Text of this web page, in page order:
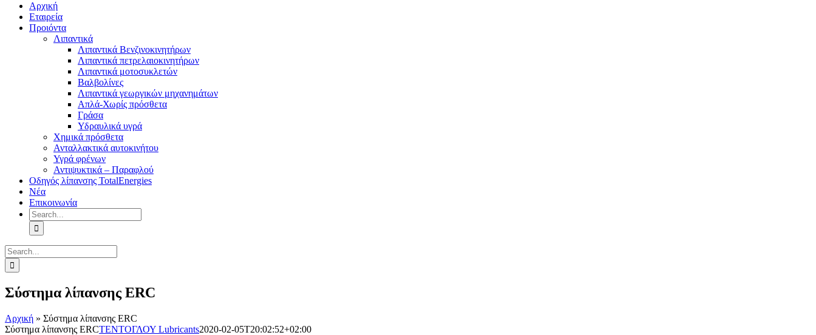
Αρχική
Εταιρεία
Προιόντα
Λιπαντικά
Λιπαντικά Βενζινοκινητήρων
Λιπαντικά πετρελαιοκινητήρων
Λιπαντικά μοτοσυκλετών
Βαλβολίνες
Λιπαντικά γεωργικών μηχανημάτων
Απλά-Χωρίς πρόσθετα
Γράσα
Υδραυλικά υγρά
Χημικά πρόσθετα
Ανταλλακτικά αυτοκινήτου
Υγρά φρένων
Αντιψυκτικά – Παραφλού
Οδηγός λίπανσης TotalEnergies
Νέα
Επικοινωνία
Search
for:
Search
for:
Σύστημα λίπανσης ERC
Αρχική » Σύστημα λίπανσης ERC
Σύστημα λίπανσης ERCΤΕΝΤΟΓΛΟΥ Lubricants2020-02-05T20:02:52+02:00